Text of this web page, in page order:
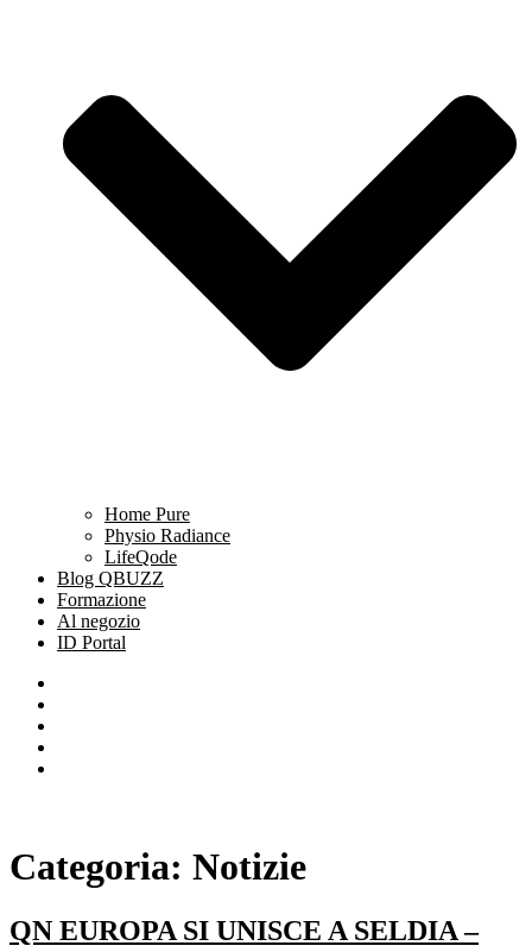
Home Pure
Physio Radiance
LifeQode
Blog QBUZZ
Formazione
Al negozio
ID Portal
Categoria: Notizie
QN EUROPA SI UNISCE A SELDIA –